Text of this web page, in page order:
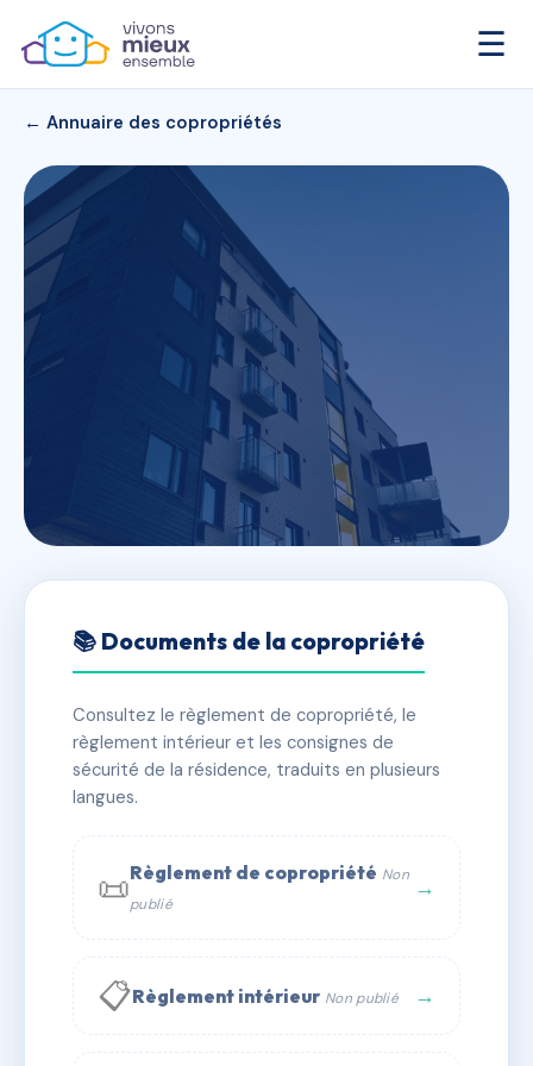
☰
← Annuaire des copropriétés
4 RUE DE CLAIRAMBAULT
⚠ IMMATRICULEE_RATTACHEMENT_EXPIRE
🏠 25 lots
🏗 1 bâtiment(s)
📞 Contacter Syndic Digital 💬 WhatsApp
✉ Email
📚 Documents de la copropriété
Consultez le règlement de copropriété, le
règlement intérieur et les consignes de
sécurité de la résidence, traduits en plusieurs
langues.
📜Règlement de copropriété Non
publié
→
📋Règlement intérieur Non publié →